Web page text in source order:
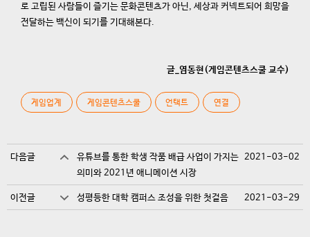
로 고립된 사람들이 즐기는 문화콘텐츠가 아닌, 세상과 커넥트되어 희망을
전달하는 백신이 되기를 기대해본다.
글_염동현(게임콘텐츠스쿨 교수)
게임업계 게임콘텐츠스쿨 언택트 연결
다음글
유튜브를 통한 학생 작품 배급 사업이 가지는
의미와 2021년 애니메이션 시장
2021-03-02
이전글 성평등한 대학 캠퍼스 조성을 위한 첫걸음 2021-03-29